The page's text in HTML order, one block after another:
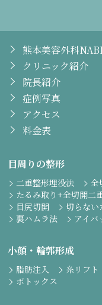
熊本美容外科
クリニック紹介
院長紹介
症例写真
アクセス
料金表
目周りの整形
二重整形埋没法
全
たるみ取り+全切開二
目尻切開
切らない
裏ハムラ法
アイバ
小顔・輪郭形成
脂肪注入 糸リフト
ボトックス